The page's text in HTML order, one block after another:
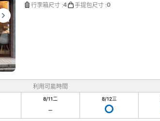
行李箱尺寸 :4 手提包尺寸 :0
利用可能時間
8/11二 8/12三